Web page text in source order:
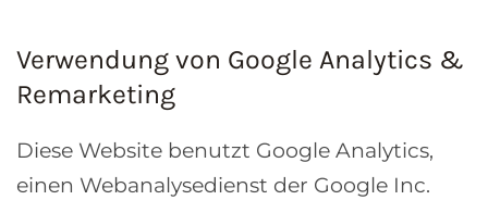
Verwendung von Google Analytics &
Remarketing
Diese Website benutzt Google Analytics,
einen Webanalysedienst der Google Inc.